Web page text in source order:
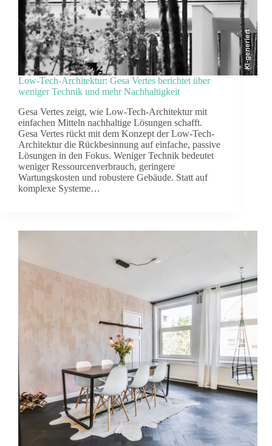
KI-generiert
Low-Tech-Architektur: Gesa Vertes berichtet über
weniger Technik und mehr Nachhaltigkeit
Gesa Vertes zeigt, wie Low-Tech-Architektur mit
einfachen Mitteln nachhaltige Lösungen schafft.
Gesa Vertes rückt mit dem Konzept der Low-Tech-
Architektur die Rückbesinnung auf einfache, passive
Lösungen in den Fokus. Weniger Technik bedeutet
weniger Ressourcenverbrauch, geringere
Wartungskosten und robustere Gebäude. Statt auf
komplexe Systeme…